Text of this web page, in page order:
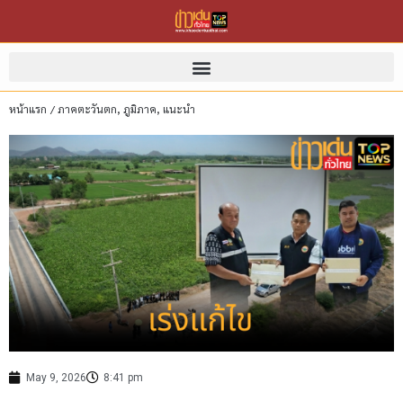
หน้าแรก /ภาคตะวันตก, ภูมิภาค, แนะนำ
May 9, 2026 8:41 pm